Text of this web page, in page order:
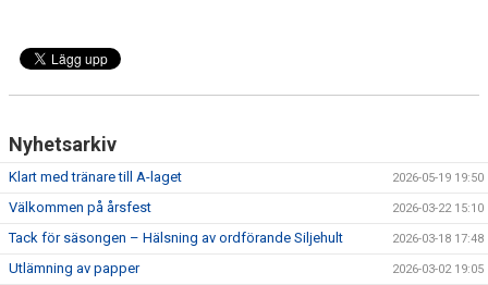
TRISSBOLAGET
DOKUMENT
ALLMÄNHETENS ÅKNING
Nyhetsarkiv
Klart med tränare till A-laget 2026-05-19 19:50
Välkommen på årsfest 2026-03-22 15:10
Tack för säsongen – Hälsning av ordförande Siljehult 2026-03-18 17:48
Utlämning av papper 2026-03-02 19:05